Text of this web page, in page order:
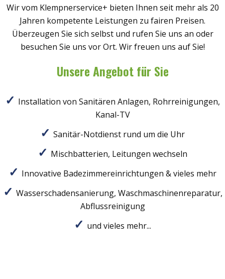
Wir vom Klempnerservice+ bieten Ihnen seit mehr als 20
Jahren kompetente Leistungen zu fairen Preisen.
Überzeugen Sie sich selbst und rufen Sie uns an oder
besuchen Sie uns vor Ort. Wir freuen uns auf Sie!
Unsere Angebot für Sie
Installation von Sanitären Anlagen, Rohrreinigungen,
Kanal-TV
Sanitär-Notdienst rund um die Uhr
Mischbatterien, Leitungen wechseln
Innovative Badezimmereinrichtungen & vieles mehr
Wasserschadensanierung, Waschmaschinenreparatur,
Abflussreinigung
und vieles mehr...